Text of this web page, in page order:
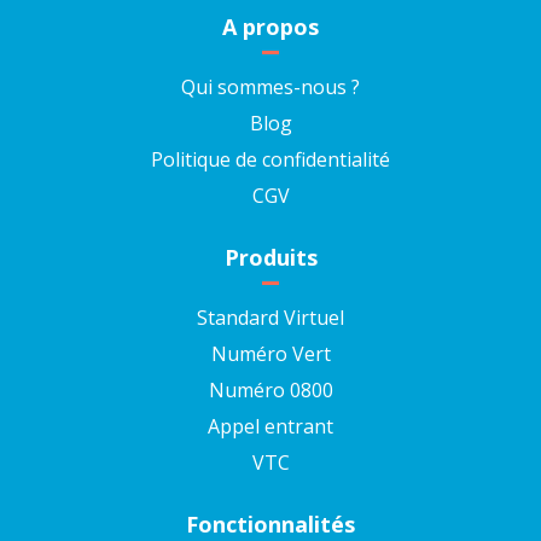
A propos
Qui sommes-nous ?
Blog
Politique de confidentialité
CGV
Produits
Standard Virtuel
Numéro Vert
Numéro 0800
Appel entrant
VTC
Fonctionnalités